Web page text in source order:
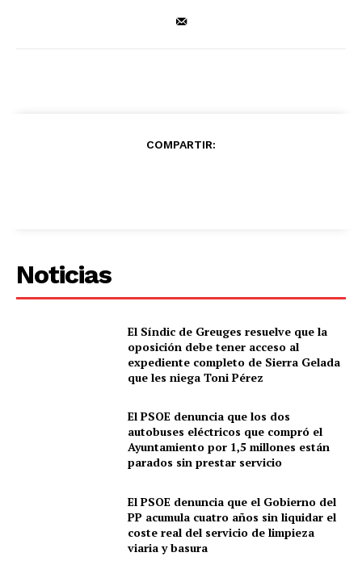
COMPARTIR:
Noticias
El Síndic de Greuges resuelve que la
oposición debe tener acceso al
expediente completo de Sierra Gelada
que les niega Toni Pérez
El PSOE denuncia que los dos
autobuses eléctricos que compró el
Ayuntamiento por 1,5 millones están
parados sin prestar servicio
El PSOE denuncia que el Gobierno del
PP acumula cuatro años sin liquidar el
coste real del servicio de limpieza
viaria y basura